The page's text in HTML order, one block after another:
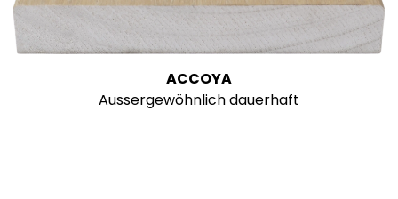
ACCOYA
Aussergewöhnlich dauerhaft